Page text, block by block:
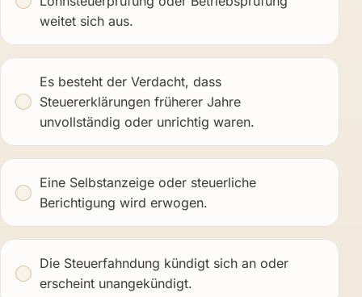
weitet sich aus.
Es besteht der Verdacht, dass
Steuererklärungen früherer Jahre
unvollständig oder unrichtig waren.
Eine Selbstanzeige oder steuerliche
Berichtigung wird erwogen.
Die Steuerfahndung kündigt sich an oder
erscheint unangekündigt.